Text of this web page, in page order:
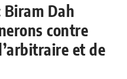
Dah
contre
et de